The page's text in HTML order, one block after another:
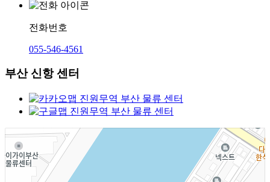
전화번호
055-546-4561
부산 신항 센터